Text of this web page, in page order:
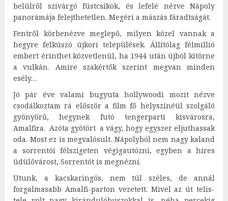
belülről szivárgó füstcsíkok, és lefelé nézve Nápoly
panorámája felejthetetlen. Megéri a mászás fáradtságát.
Fentről körbenézve meglepő, milyen közel vannak a
hegyre felkúszó újkori települések. Állítólag félmillió
embert érinthet közvetlenül, ha 1944 után újból kitörne
a vulkán. Amire szakértők szerint megvan minden
esély…
Jó pár éve valami bugyuta hollywoodi mozit nézve
csodálkoztam rá először a film fő helyszínéül szolgáló
gyönyörű, hegynek futó tengerparti kisvárosra,
Amalfira. Azóta gyötört a vágy, hogy egyszer eljuthassak
oda. Most ez is megvalósult. Nápolyból nem nagy kaland
a sorrentói félszigeten végigautózni, egyben a híres
üdülővárost, Sorrentót is megnézni.
Utunk, a kacskaringós, nem túl széles, de annál
forgalmasabb Amalfi-parton vezetett. Mivel az út telis-